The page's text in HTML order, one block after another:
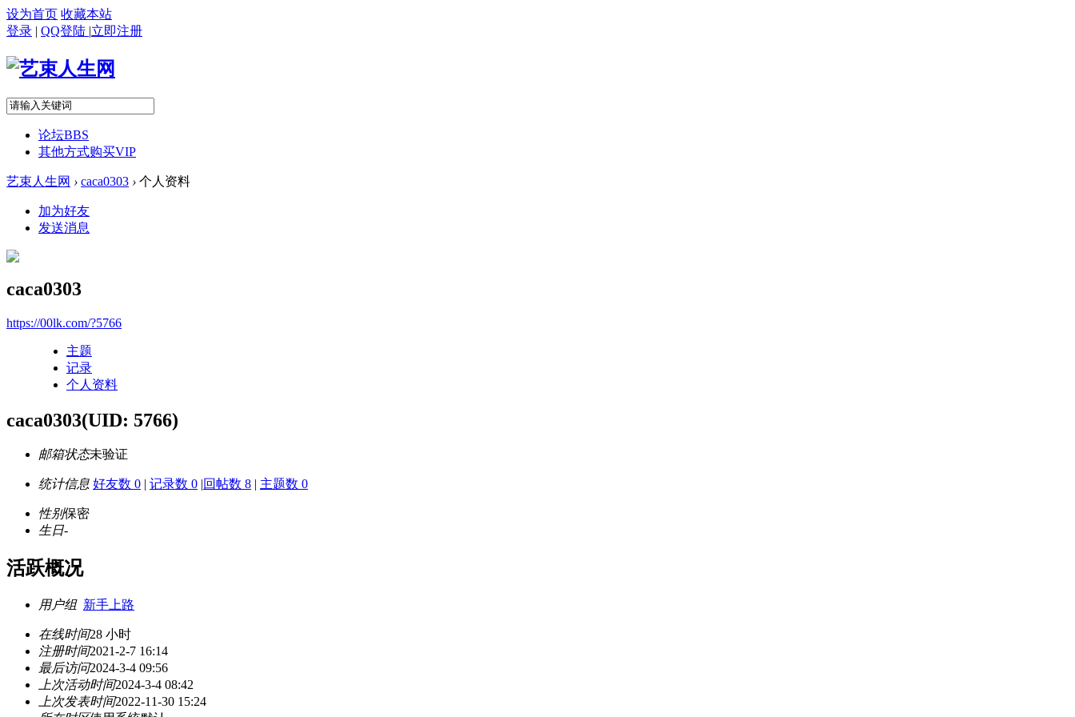
设为首页 收藏本站
登录 | QQ登陆 |立即注册
论坛BBS
其他方式购买VIP
艺束人生网 › caca0303 › 个人资料
加为好友
发送消息
caca0303
https://00lk.com/?5766
主题
记录
个人资料
caca0303(UID: 5766)
邮箱状态未验证
统计信息 好友数 0 | 记录数 0 |回帖数 8 | 主题数 0
性别保密
生日-
活跃概况
用户组 新手上路
在线时间28 小时
注册时间2021-2-7 16:14
最后访问2024-3-4 09:56
上次活动时间2024-3-4 08:42
上次发表时间2022-11-30 15:24